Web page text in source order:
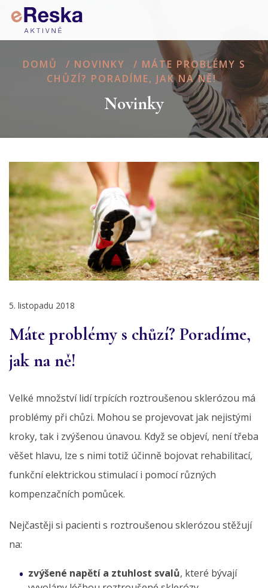
DOMŮ / NOVINKY / MÁTE PROBLÉMY S
CHŮZÍ? PORADÍME, JAK NA NĚ!
Novinky
5. listopadu 2018
Máte problémy s chůzí? Poradíme,
jak na ně!
Velké množství lidí trpících roztroušenou sklerózou má
problémy při chůzi. Mohou se projevovat jak nejistými
kroky, tak i zvýšenou únavou. Když se objeví, není třeba
věšet hlavu, lze s nimi totiž účinně bojovat rehabilitací,
funkční elektrickou stimulací i pomocí různých
kompenzačních pomůcek.
Nejčastěji si pacienti s roztroušenou sklerózou stěžují
na:
zvýšené napětí a ztuhlost svalů, které bývají